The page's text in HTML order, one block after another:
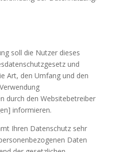
soll die Nutzer dieses
und
Art, den Umfang und den
durch den Websitebetreiber
informieren.
Ihren Datenschutz sehr
Daten